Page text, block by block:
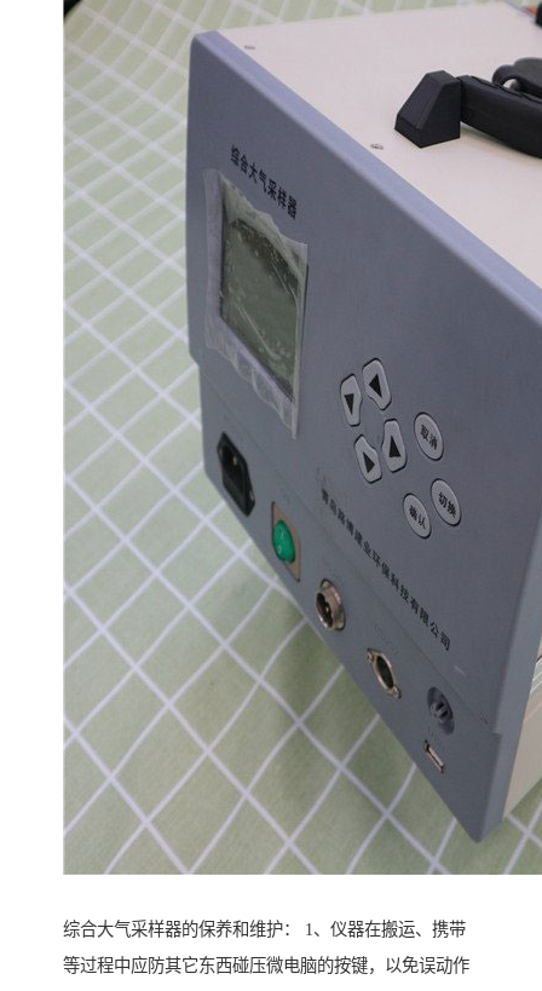
综合大气采样器的保养和维护： 1、仪器在搬运、携带
等过程中应防其它东西碰压微电脑的按键，以免误动作